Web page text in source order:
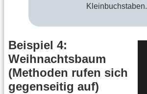
Kleinbuchstaben.
Beispiel 4:
Weihnachtsbaum
(Methoden rufen sich
gegenseitig auf)